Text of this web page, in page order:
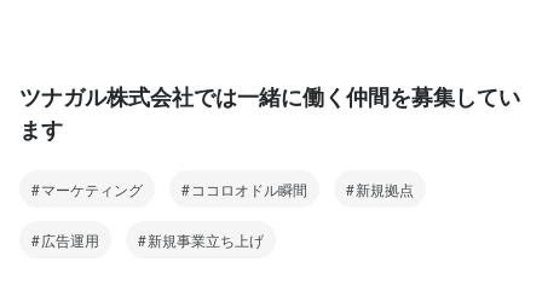
ツナガル株式会社では一緒に働く仲間を募集してい
ます
マーケティング ココロオドル瞬間 新規拠点
広告運用 新規事業立ち上げ